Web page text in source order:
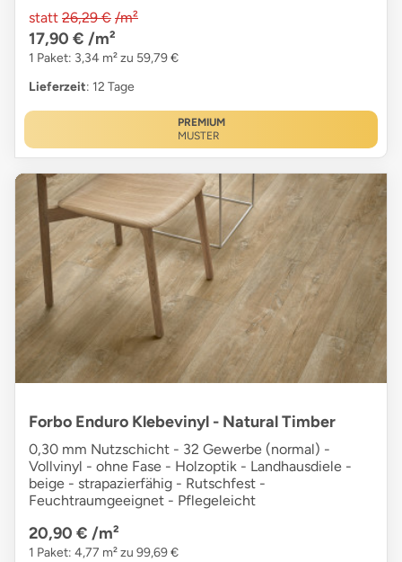
statt 26,29 € /m²
17,90 € /m²
1 Paket: 3,34 m² zu 59,79 €
Lieferzeit: 12 Tage
PREMIUM
MUSTER
Forbo Enduro Klebevinyl - Natural Timber
0,30 mm Nutzschicht - 32 Gewerbe (normal) -
Vollvinyl - ohne Fase - Holzoptik - Landhausdiele -
beige - strapazierfähig - Rutschfest -
Feuchtraumgeeignet - Pflegeleicht
20,90 € /m²
1 Paket: 4,77 m² zu 99,69 €